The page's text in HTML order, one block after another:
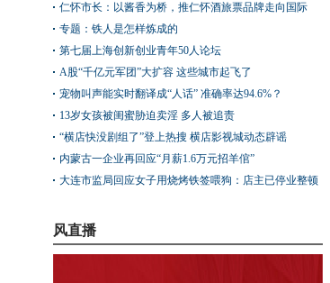
仁怀市长：以酱香为桥，推仁怀酒旅票品牌走向国际
专题：铁人是怎样炼成的
第七届上海创新创业青年50人论坛
A股“千亿元军团”大扩容 这些城市起飞了
宠物叫声能实时翻译成“人话” 准确率达94.6%？
13岁女孩被闺蜜胁迫卖淫 多人被追责
“横店快没剧组了”登上热搜 横店影视城动态辟谣
内蒙古一企业再回应“月薪1.6万元招羊倌”
大连市监局回应女子用烧烤铁签喂狗：店主已停业整顿
风直播